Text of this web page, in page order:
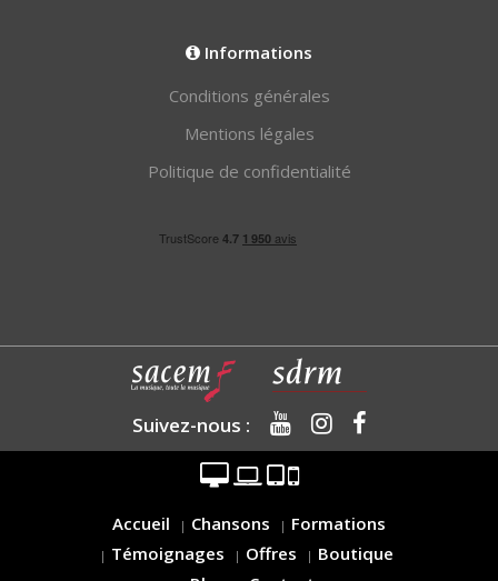
Informations
Conditions générales
Mentions légales
Politique de confidentialité
Suivez-nous :
Accueil Chansons
Formations
Témoignages
Offres
Boutique